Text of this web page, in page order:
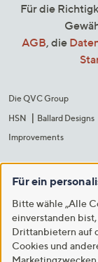
Für die
AGB, die
Die QVC Group
HSN
Ballard Designs
Improvements
Für ein
Bitte wähle „Alle
einverstanden
Drittanbietern auf
Cookies und